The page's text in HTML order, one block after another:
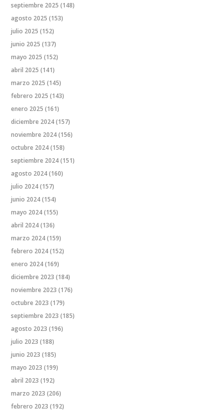
septiembre 2025 (148)
agosto 2025 (153)
julio 2025 (152)
junio 2025 (137)
mayo 2025 (152)
abril 2025 (141)
marzo 2025 (145)
febrero 2025 (143)
enero 2025 (161)
diciembre 2024(157)
noviembre 2024(156)
octubre 2024(158)
septiembre 2024(151)
agosto 2024(160)
julio 2024(157)
junio 2024(154)
mayo 2024(155)
abril 2024(136)
marzo 2024(159)
febrero 2024(152)
enero 2024(169)
diciembre 2023 (184)
noviembre 2023 (176)
octubre 2023 (179)
septiembre 2023 (185)
agosto 2023 (196)
julio 2023 (188)
junio 2023 (185)
mayo 2023 (199)
abril 2023 (192)
marzo 2023 (206)
febrero 2023 (192)